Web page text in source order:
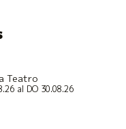
Teatro
al DO 30.08.26